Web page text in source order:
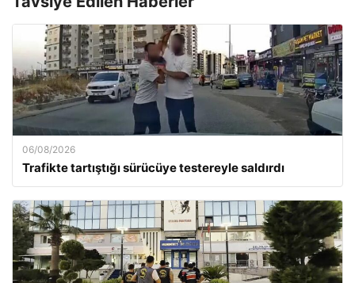
06/08/2026
Trafikte tartıştığı sürücüye testereyle saldırdı